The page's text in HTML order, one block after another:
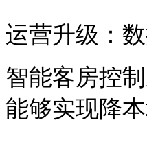
运营升级：
智能客房控
能够实现降